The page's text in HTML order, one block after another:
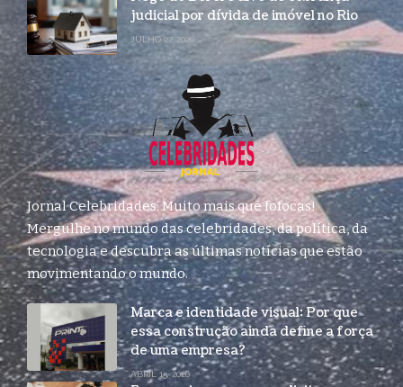
judicial por dívida de imóvel no Rio
JULHO 27, 2026
Jornal Celebridades: Muito mais que fofocas!
Mergulhe no mundo das celebridades, da política, da
tecnologia e descubra as últimas notícias que estão
movimentando o mundo.
Marca e identidade visual: Por que
essa construção ainda define a força
de uma empresa?
ABRIL 15, 2026